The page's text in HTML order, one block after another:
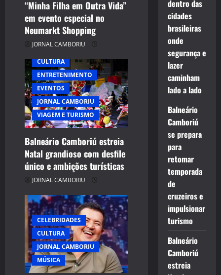
n
“Minha Filha em Outra Vida”
em evento especial no
Neumarkt Shopping
JORNAL CAMBORIU
CULTURA
ENTRETENIMENTO
EVENTOS
JORNAL CAMBORIU
VIAGEM E TURISMO
Balneário Camboriú estreia
Natal grandioso com desfile
único e ambições turísticas
JORNAL CAMBORIU
CELEBRIDADES
CULTURA
JORNAL CAMBORIU
MÚSICA
dentro das
cidades
brasileiras
onde
segurança e
lazer
caminham
lado a lado
Balneário
Camboriú
se prepara
para
retomar
temporada
de
cruzeiros e
impulsionar
turismo
Balneário
Camboriú
estreia